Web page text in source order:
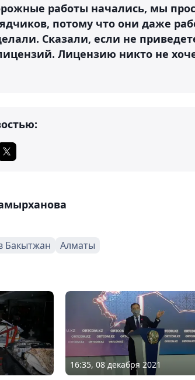
работы начались, мы
потому что они даже
Сказали, если не
Лицензию никто не
Бакытжан Алматы
16:35, 08 декабря 2021